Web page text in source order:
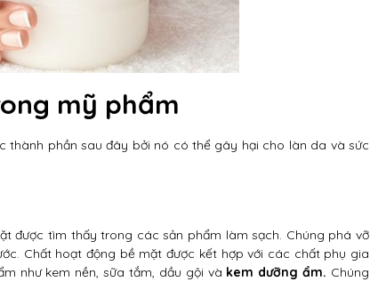
mỹ phẩm
thành phần sau đây bởi nó có thể gây hại cho làn da và sức
được tìm thấy trong các sản phẩm làm sạch. Chúng phá vỡ
Chất hoạt động bề mặt được kết hợp với các chất phụ gia
như kem nền, sữa tắm, dầu gội và kem dưỡng ẩm. Chúng